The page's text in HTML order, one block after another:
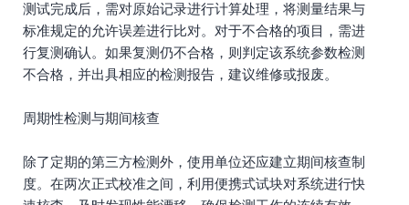
测试完成后，需对原始记录进行计算处理，将测量结果与
标准规定的允许误差进行比对。对于不合格的项目，需进
行复测确认。如果复测仍不合格，则判定该系统参数检测
不合格，并出具相应的检测报告，建议维修或报废。
周期性检测与期间核查
除了定期的第三方检测外，使用单位还应建立期间核查制
度。在两次正式校准之间，利用便携式试块对系统进行快